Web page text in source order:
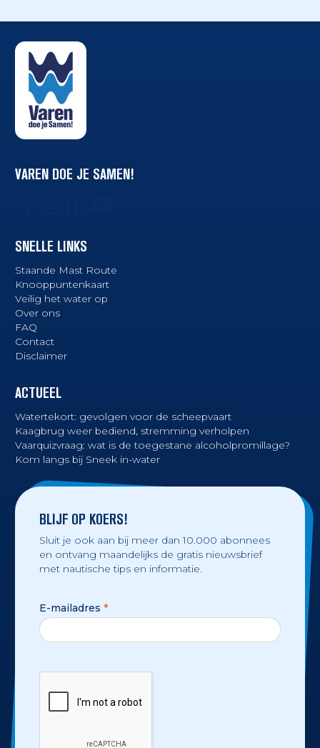
VAREN DOE JE SAMEN!
SNELLE LINKS
Staande Mast Route
Knooppuntenkaart
Veilig het water op
Over ons
FAQ
Contact
Disclaimer
ACTUEEL
Watertekort: gevolgen voor de scheepvaart
Kaagbrug weer bediend, stremming verholpen
Vaarquizvraag: wat is de toegestane alcoholpromillage?
Kom langs bij Sneek in-water
BLIJF OP KOERS!
Sluit je ook aan bij meer dan 10.000 abonnees
en ontvang maandelijks de gratis nieuwsbrief
met nautische tips en informatie.
E-mailadres *